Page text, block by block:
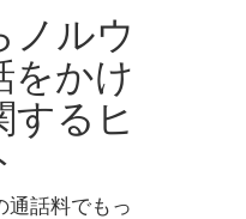
ノルウ
をかけ
するヒ
通話料でもっ